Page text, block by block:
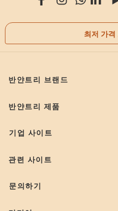
최저 가격
반얀트리 브랜드
반얀트리 제품
기업 사이트
관련 사이트
문의하기